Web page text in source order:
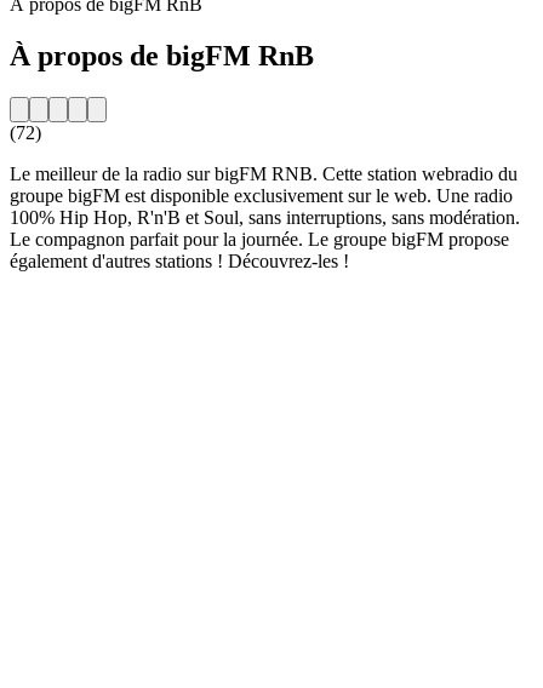
À propos de bigFM RnB
(72)
Le meilleur de la radio sur bigFM RNB. Cette station webradio du
groupe bigFM est disponible exclusivement sur le web. Une radio
100% Hip Hop, R'n'B et Soul, sans interruptions, sans modération.
Le compagnon parfait pour la journée. Le groupe bigFM propose
également d'autres stations ! Découvrez-les !